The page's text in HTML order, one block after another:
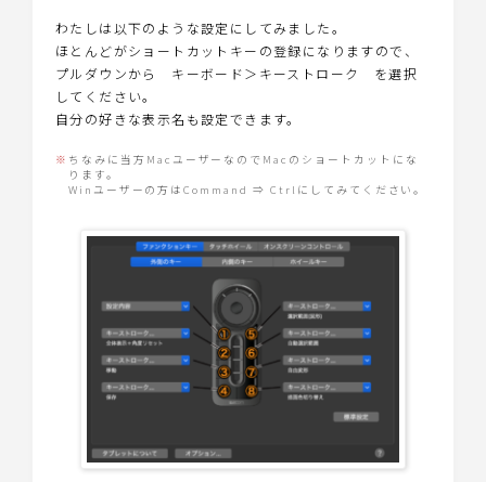
わたしは以下のような設定にしてみました。
ほとんどがショートカットキーの登録になりますので、
プルダウンから キーボード＞キーストローク を選択
してください。
自分の好きな表示名も設定できます。
※ ちなみに当方MacユーザーなのでMacのショートカットにな
ります。
Winユーザーの方はCommand ⇒ Ctrlにしてみてください。